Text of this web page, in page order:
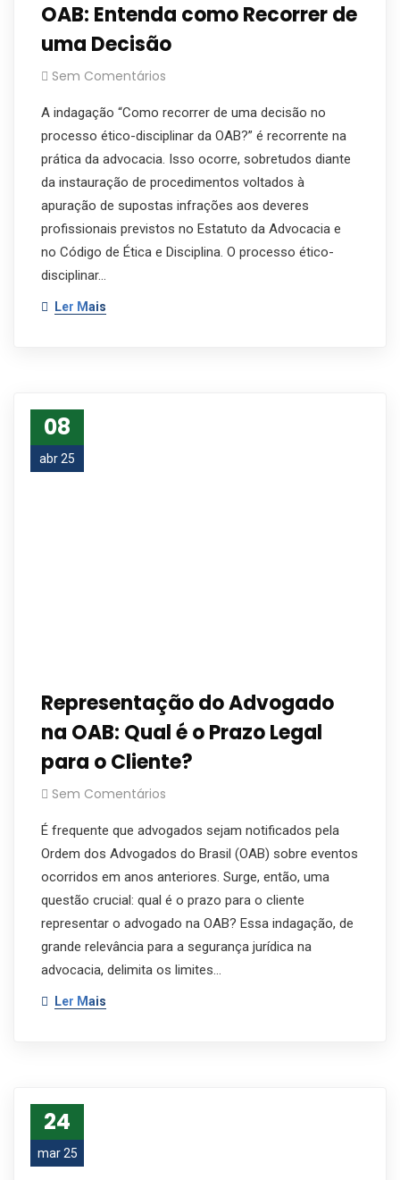
OAB: Entenda como Recorrer de
uma Decisão
Sem Comentários
A indagação “Como recorrer de uma decisão no
processo ético-disciplinar da OAB?” é recorrente na
prática da advocacia. Isso ocorre, sobretudos diante
da instauração de procedimentos voltados à
apuração de supostas infrações aos deveres
profissionais previstos no Estatuto da Advocacia e
no Código de Ética e Disciplina. O processo ético-
disciplinar…
Ler Mais
08
abr 25
Representação do Advogado
na OAB: Qual é o Prazo Legal
para o Cliente?
Sem Comentários
É frequente que advogados sejam notificados pela
Ordem dos Advogados do Brasil (OAB) sobre eventos
ocorridos em anos anteriores. Surge, então, uma
questão crucial: qual é o prazo para o cliente
representar o advogado na OAB? Essa indagação, de
grande relevância para a segurança jurídica na
advocacia, delimita os limites…
Ler Mais
24
mar 25